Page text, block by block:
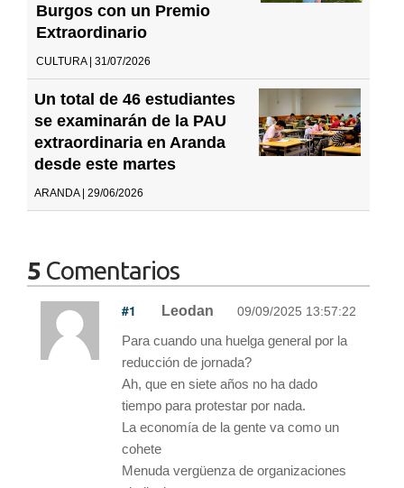
Burgos con un Premio
Extraordinario
CULTURA | 31/07/2026
Un total de 46 estudiantes
se examinarán de la PAU
extraordinaria en Aranda
desde este martes
ARANDA | 29/06/2026
5 Comentarios
#1 Leodan 09/09/2025 13:57:22
Para cuando una huelga general por la
reducción de jornada?
Ah, que en siete años no ha dado
tiempo para protestar por nada.
La economía de la gente va como un
cohete
Menuda vergüenza de organizaciones